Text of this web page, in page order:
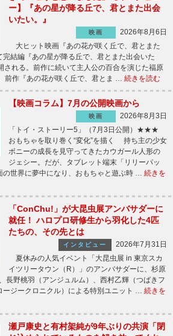
ー】『あの星が降る丘で、君とまた出会
いたい。』
映画
2026年8月6日
大ヒット映画『あの花が咲く丘で、君とまた
結編『あの星が降る丘で、君とまた出会いた
される。前作に続いて主人公の百合を演じた福原
前作『あの花が咲く丘で、君とま … 続きを読む
【映画コラム】7月の公開映画から
映画
2026年8月3日
「トイ・ストーリー5」（7月3日公開）★★★
おもちゃを取り巻く“変化”を描く 持ち主の少女
ボニーの成長を見守ってきたカウガール人形の
ジェシー。だが、タブレット端末「リリーパッ
の世界に夢中になり、おもちゃと遊ぶ時 … 続きを
「ConChu!」が大昆虫展アンバサダーに
就任！ ハロプロ研修生から羽化した4匹
たちの、その先とは
インタビュー
2026年7月31日
夏休みの人気イベント「大昆虫展 in 東京スカ
イツリータウン（R）」のアンバサダーに、杉原
長野桃羽（アンジュルム）、西村乙輝（つばきフ
ージークロニクル）による特別ユニット … 続きを
瀬戸康史と有村架純が9年ぶりの共演「閉